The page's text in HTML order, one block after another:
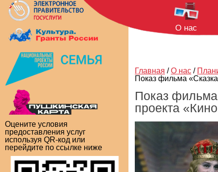
Оцените условия
предоставления услуг
используя QR-код или
перейдите по ссылке ниже
О нас
Главная / О нас /
Показ фильма
Показ
проекта